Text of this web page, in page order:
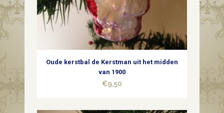
Oude kerstbal de Kerstman uit het midden
van 1900
€9,50